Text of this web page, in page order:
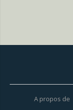
A propos de